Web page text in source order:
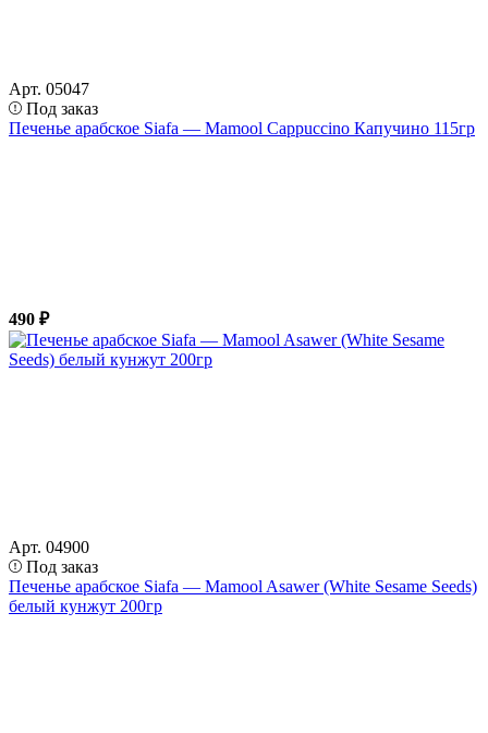
Арт. 05047
Под заказ
Печенье арабское Siafa — Mamool Cappuccino Капучино 115гр
490 ₽
Арт. 04900
Под заказ
Печенье арабское Siafa — Mamool Asawer (White Sesame Seeds)
белый кунжут 200гр